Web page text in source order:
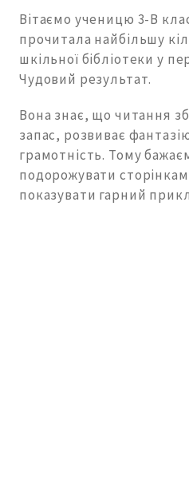
Вітаємо ученицю 3-В
прочитала найбільшу
шкільної бібліотеки у
Чудовий результат.
Вона знає, що читання
запас, розвиває
грамотність. Тому
подорожувати
показувати гарний